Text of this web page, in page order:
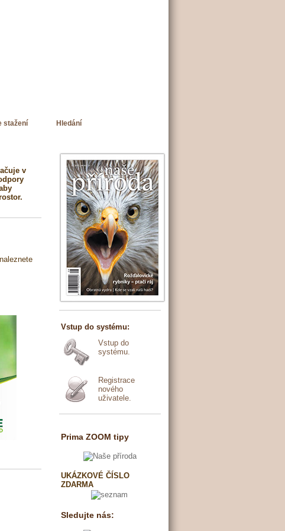
stažení
Hledání
Vstup do systému:
Vstup do
systému.
Registrace
nového
uživatele.
Prima ZOOM tipy
UKÁZKOVÉ ČÍSLO
ZDARMA
Sledujte nás:
v